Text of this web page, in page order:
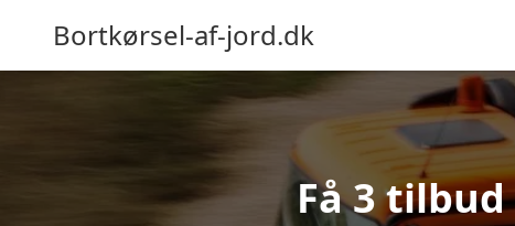
Bortkørsel-af-jord.dk
Få 3